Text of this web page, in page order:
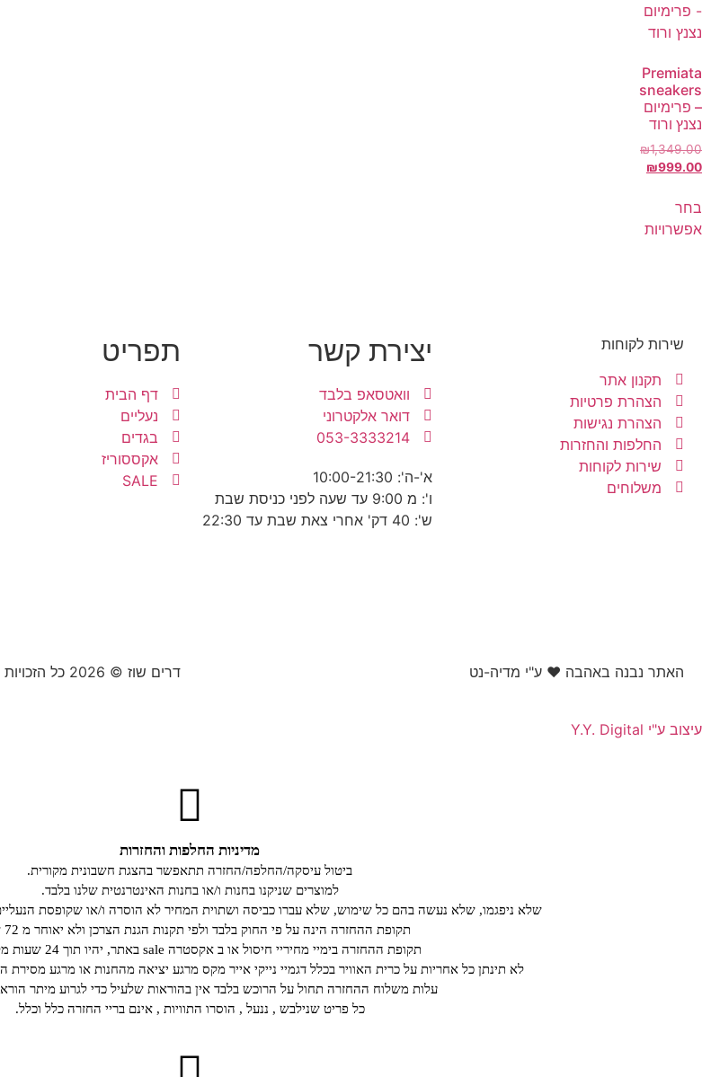
Premiata
sneakers
– פרימיום
נצנץ ורוד
₪1,349.00
₪999.00
בחר
אפשרויות
שירות לקוחות
תקנון אתר
הצהרת פרטיות
הצהרת נגישות
החלפות והחזרות
שירות לקוחות
משלוחים
יצירת קשר
וואטסאפ בלבד
דואר אלקטרוני
053-3333214
א'-ה': 10:00-21:30
ו': מ 9:00 עד שעה לפני כניסת שבת
ש': 40 דק' אחרי צאת שבת עד 22:30
תפריט
דף הבית
נעליים
בגדים
אקססוריז
SALE
האתר נבנה באהבה ❤ ע"י מדיה-נט​ דרים שוז © 2026 כל הזכויות שמורות
עיצוב ע"י Y.Y. Digital
מדיניות החלפות והחזרות
ביטול עיסקה/החלפה/החזרה תתאפשר בהצגת חשבונית מקורית.
למוצרים שניקנו בחנות ו/או בחנות האינטרנטית שלנו בלבד.
שלא ניפגמו, שלא נעשה בהם כל שימוש, שלא עברו כביסה ושתוית המחיר לא הוסרה ו/או שקופסת
תקופת ההחזרה הינה על פי החוק בלבד ולפי תקנות הגנת הצרכן ולא יאוחר מ 72 שעות.
תקופת ההחזרה בימיי מחיריי חיסול או ב אקסטרה sale באתר, יהיו תוך 24 שעות מקסימום.
לא תינתן כל אחריות על כרית האוויר בכלל דגמיי נייקי אייר מקס מרגע יציאה מהחנות או מרגע מסירת
עלות משלוח ההחזרה תחול על הרוכש בלבד אין בהוראות שלעיל כדי לגרוע מיתר
כל פריט שנילבש , ננעל , הוסרו התוויות , אינם בריי החזרה כלל וכלל.